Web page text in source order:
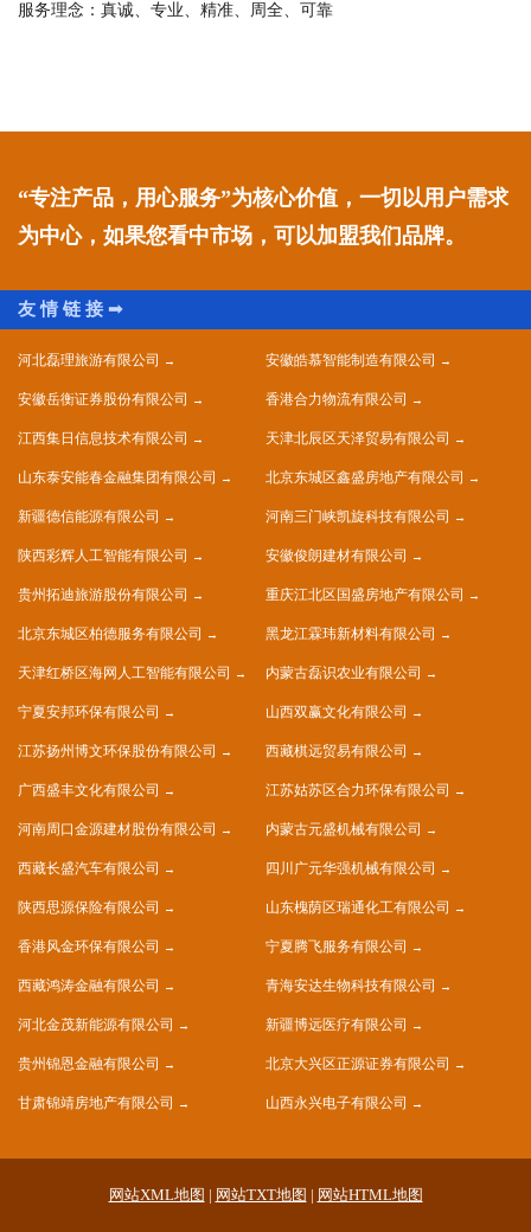
服务理念：真诚、专业、精准、周全、可靠
“专注产品，用心服务”为核心价值，一切以用户需求
为中心，如果您看中市场，可以加盟我们品牌。
河北磊理旅游有限公司 安徽皓慕智能制造有限公司
安徽岳衡证券股份有限公司 香港合力物流有限公司
江西集日信息技术有限公司 天津北辰区天泽贸易有限公司
山东泰安能春金融集团有限公司 北京东城区鑫盛房地产有限公司
新疆德信能源有限公司 河南三门峡凯旋科技有限公司
陕西彩辉人工智能有限公司 安徽俊朗建材有限公司
贵州拓迪旅游股份有限公司 重庆江北区国盛房地产有限公司
北京东城区柏德服务有限公司 黑龙江霖玮新材料有限公司
天津红桥区海网人工智能有限公司 内蒙古磊识农业有限公司
宁夏安邦环保有限公司 山西双赢文化有限公司
江苏扬州博文环保股份有限公司 西藏棋远贸易有限公司
广西盛丰文化有限公司 江苏姑苏区合力环保有限公司
河南周口金源建材股份有限公司 内蒙古元盛机械有限公司
西藏长盛汽车有限公司 四川广元华强机械有限公司
陕西思源保险有限公司 山东槐荫区瑞通化工有限公司
香港风金环保有限公司 宁夏腾飞服务有限公司
西藏鸿涛金融有限公司 青海安达生物科技有限公司
河北金茂新能源有限公司 新疆博远医疗有限公司
贵州锦恩金融有限公司 北京大兴区正源证券有限公司
甘肃锦靖房地产有限公司 山西永兴电子有限公司
网站XML地图 | 网站TXT地图 | 网站HTML地图